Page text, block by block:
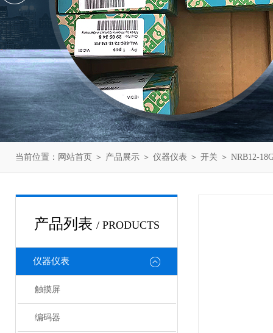
当前位置： 网站首页 ＞ 产品展示 ＞ 仪器仪表 ＞ 开关 ＞ NRB12-
产品列表 / PRODUCTS
仪器仪表
触摸屏
编码器